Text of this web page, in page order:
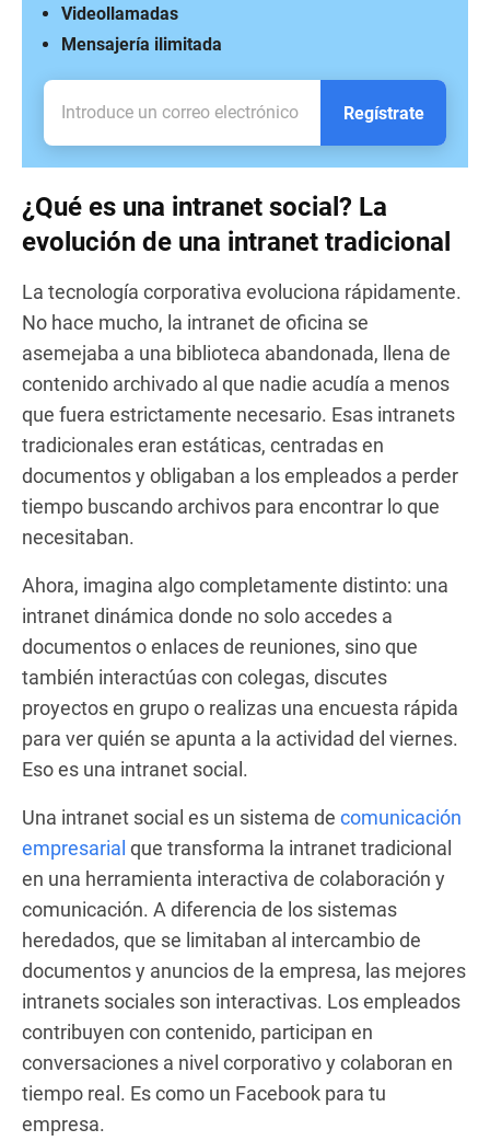
Mensajería ilimitada
Videollamadas
Regístrate
¿Qué es una intranet social? La
evolución de una intranet tradicional
La tecnología corporativa evoluciona rápidamente.
No hace mucho, la intranet de oficina se
asemejaba a una biblioteca abandonada, llena de
contenido archivado al que nadie acudía a menos
que fuera estrictamente necesario. Esas intranets
tradicionales eran estáticas, centradas en
documentos y obligaban a los empleados a perder
tiempo buscando archivos para encontrar lo que
necesitaban.
Ahora, imagina algo completamente distinto: una
intranet dinámica donde no solo accedes a
documentos o enlaces de reuniones, sino que
también interactúas con colegas, discutes
proyectos en grupo o realizas una encuesta rápida
para ver quién se apunta a la actividad del viernes.
Eso es una intranet social.
Una intranet social es un sistema de comunicación
empresarial que transforma la intranet tradicional
en una herramienta interactiva de colaboración y
comunicación. A diferencia de los sistemas
heredados, que se limitaban al intercambio de
documentos y anuncios de la empresa, las mejores
intranets sociales son interactivas. Los empleados
contribuyen con contenido, participan en
conversaciones a nivel corporativo y colaboran en
tiempo real. Es como un Facebook para tu
empresa.